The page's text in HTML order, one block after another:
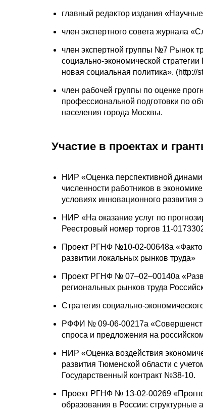
главный редактор издания
член экспертного совета журнала
член экспертной группы №7 Рынок
социально-экономической
новая социальная политика». (http://
член рабочей группы по оценке
профессиональной подготовки по
населения города Москвы.
Участие в проектах и
НИР «Оценка перспективной
численности работников в
условиях инновационного
НИР «На оказание услуг по
Реестровый номер торгов 11-
Проект РГНФ №10-02-00648а
развитии локальных рынков труда»
Проект РГНФ № 07–02–00140а
региональных рынков труда
Стратегия социально-
РФФИ № 09-06-00217а
спроса и предложения на
НИР «Оценка воздействия
развития Тюменской области с
Государственный контракт №38-10.
Проект РГНФ № 13-02-00269
образования в России: структурные